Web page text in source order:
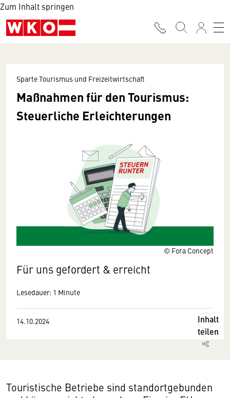
Zum Inhalt springen
© Fora Concept
Sparte Tourismus und Freizeitwirtschaft
Maßnahmen für den Tourismus:
Steuerliche Erleichterungen
Für uns gefordert & erreicht
Lesedauer: 1 Minute
14.10.2024
Inhalt
teilen
Touristische Betriebe sind standortgebunden